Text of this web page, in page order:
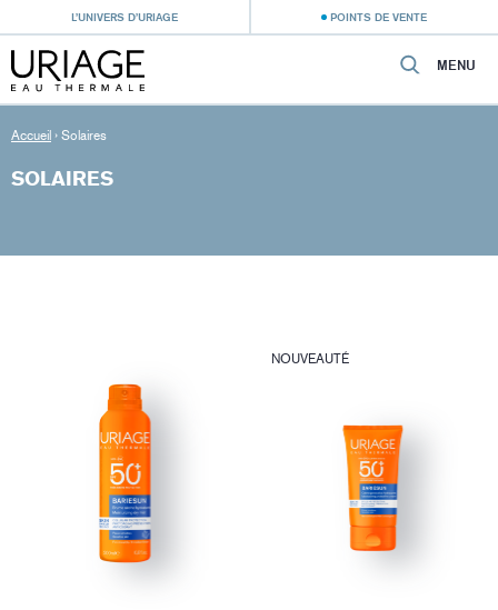
L’UNIVERS D’URIAGE POINTS DE VENTE
MENU
Accueil › Solaires
SOLAIRES
NOUVEAUTÉ